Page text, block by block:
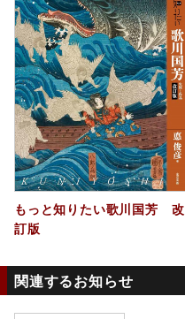
もっと知りたい歌川国芳 改
訂版
関連するお知らせ